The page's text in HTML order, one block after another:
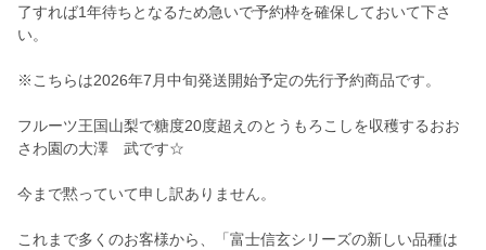
了すれば1年待ちとなるため急いで予約枠を確保しておいて下さ
い。
※こちらは2026年7月中旬発送開始予定の先行予約商品です。
フルーツ王国山梨で糖度20度超えのとうもろこしを収穫するおお
さわ園の大澤 武です☆
今まで黙っていて申し訳ありません。
これまで多くのお客様から、「富士信玄シリーズの新しい品種は